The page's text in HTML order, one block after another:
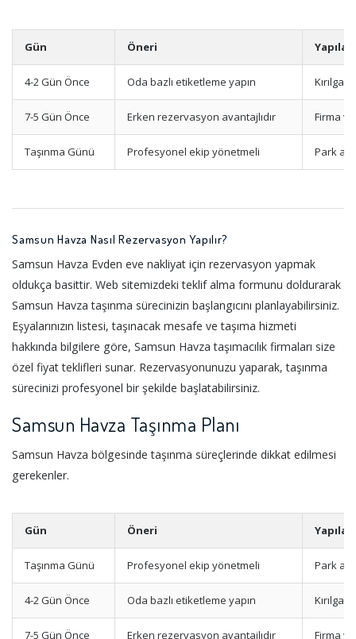
Gün Öneri
4-2 Gün Önce Oda bazlı etiketleme yapın
7-5 Gün Önce Erken rezervasyon avantajlıdır Firma
Taşınma Günü Profesyonel ekip yönetmeli Park
Samsun Havza Nasıl Rezervasyon Yapılır?
Samsun Havza Evden eve nakliyat için rezervasyon yapmak
oldukça basittir. Web sitemizdeki teklif alma formunu doldurarak
Samsun Havza taşınma sürecinizin başlangıcını planlayabilirsiniz.
Eşyalarınızın listesi, taşınacak mesafe ve taşıma hizmeti
hakkında bilgilere göre, Samsun Havza taşımacılık firmaları size
özel fiyat teklifleri sunar. Rezervasyonunuzu yaparak, taşınma
sürecinizi profesyonel bir şekilde başlatabilirsiniz.
Samsun Havza Taşınma Planı
Samsun Havza bölgesinde taşınma süreçlerinde dikkat edilmesi
gerekenler.
Gün Öneri
Taşınma Günü Profesyonel ekip yönetmeli Park
4-2 Gün Önce Oda bazlı etiketleme yapın
7-5 Gün Önce Erken rezervasyon avantajlıdır Firma